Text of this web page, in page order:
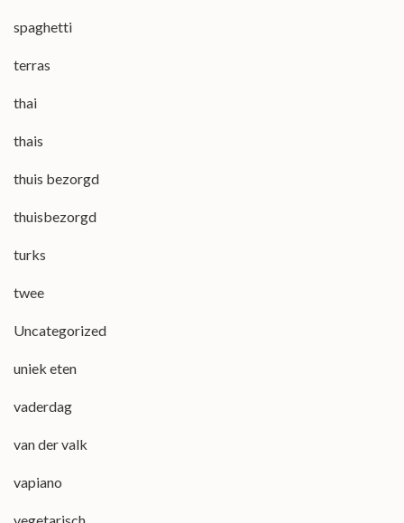
spaghetti
terras
thai
thais
thuis bezorgd
thuisbezorgd
turks
twee
Uncategorized
uniek eten
vaderdag
van der valk
vapiano
vegetarisch